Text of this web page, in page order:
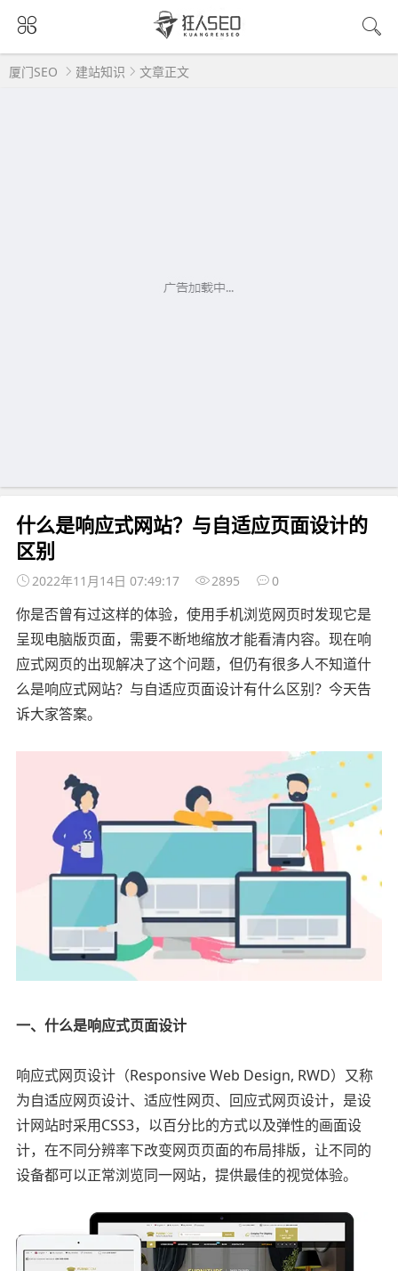
厦门SEO 建站知识 文章正文
什么是响应式网站？与自适应页面设计的
区别
2022年11月14日 07:49:17 2895 0
你是否曾有过这样的体验，使用手机浏览网页时发现它是
呈现电脑版页面，需要不断地缩放才能看清内容。现在响
应式网页的出现解决了这个问题，但仍有很多人不知道什
么是响应式网站？与自适应页面设计有什么区别？今天告
诉大家答案。
一、什么是响应式页面设计
响应式网页设计（Responsive Web Design, RWD）又称
为自适应网页设计、适应性网页、回应式网页设计，是设
计网站时采用CSS3，以百分比的方式以及弹性的画面设
计，在不同分辨率下改变网页页面的布局排版，让不同的
设备都可以正常浏览同一网站，提供最佳的视觉体验。